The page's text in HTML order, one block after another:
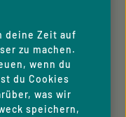
deine Zeit auf
zu machen.
wenn du
du Cookies
was wir
speichern,